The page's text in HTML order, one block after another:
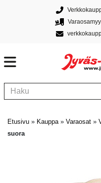
Etusivu » Kauppa» Varaosat »
suora